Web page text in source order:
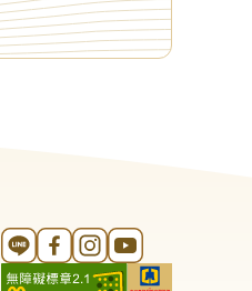
Line 官方帳號
FB 官方帳號
Instagram 官方帳號
YouTube 官方帳號